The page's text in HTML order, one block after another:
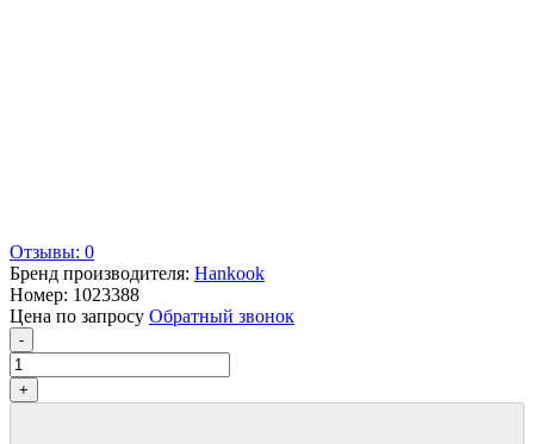
Отзывы: 0
Бренд производителя: Hankook
Номер: 1023388
Цена по запросу Обратный звонок
-
+